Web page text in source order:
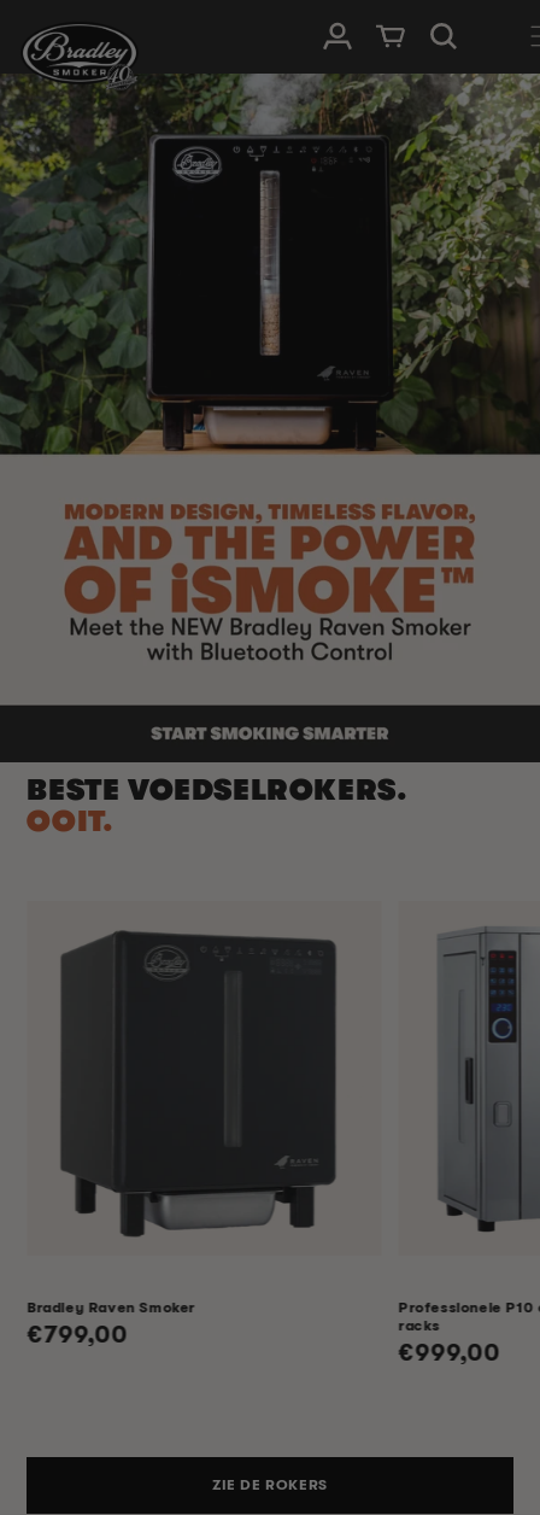
NAAR DE
CONTENT
InloggenWinkelwagen
BESTE VOEDSELROKERS.
OOIT.
Bradley Raven Smoker
Normale
€799,00
Professionele
racks
Normale
€999,00
ZIE DE ROKERS